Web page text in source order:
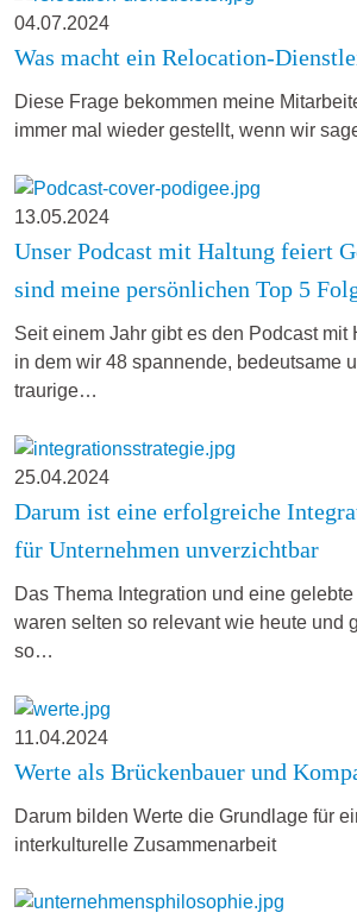
04.07.2024
Was macht ein Relocation-
Diese Frage bekommen meine
immer mal wieder gestellt, wenn wir
13.05.2024
Unser Podcast mit Haltung feiert
sind meine persönlichen Top 5
Seit einem Jahr gibt es den Podcast mit
in dem wir 48 spannende, bedeutsame
traurige…
25.04.2024
Darum ist eine erfolgreiche
für Unternehmen unverzichtbar
Das Thema Integration und eine
waren selten so relevant wie heute und
so…
11.04.2024
Werte als Brückenbauer und
Darum bilden Werte die Grundlage für
interkulturelle Zusammenarbeit